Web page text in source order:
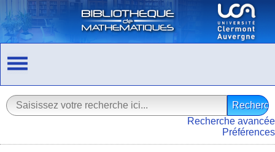
Recherche avancée
Préférences